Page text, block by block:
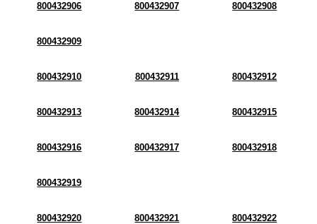
800432906 800432907 800432908
800432909
800432910 800432911 800432912
800432913 800432914 800432915
800432916 800432917 800432918
800432919
800432920 800432921 800432922